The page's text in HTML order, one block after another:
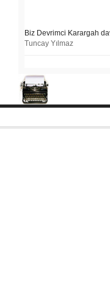
Biz Devrimci Karargah
Tuncay Yılmaz